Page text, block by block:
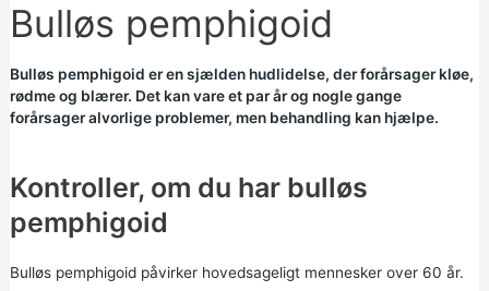
Bulløs pemphigoid
Bulløs pemphigoid er en sjælden hudlidelse, der forårsager kløe,
rødme og blærer. Det kan vare et par år og nogle gange
forårsager alvorlige problemer, men behandling kan hjælpe.
Kontroller, om du har bulløs
pemphigoid
Bulløs pemphigoid påvirker hovedsageligt mennesker over 60 år.